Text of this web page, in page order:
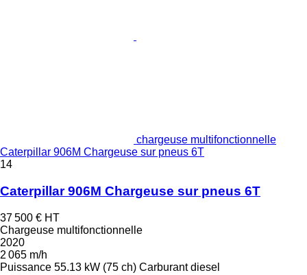
chargeuse multifonctionnelle
Caterpillar 906M Chargeuse sur pneus 6T
14
Caterpillar 906M Chargeuse sur pneus 6T
37 500 € HT
Chargeuse multifonctionnelle
2020
2 065 m/h
Puissance 55.13 kW (75 ch) Carburant diesel